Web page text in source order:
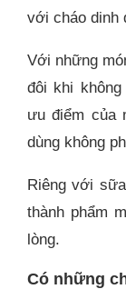
với cháo dinh
Với những
đôi khi
ưu điểm của
dùng không
Riêng với
thành phẩm
lòng.
Có những